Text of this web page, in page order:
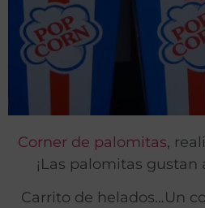
Corner de palomitas,
¡Las palomitas
Carrito de helados…Un